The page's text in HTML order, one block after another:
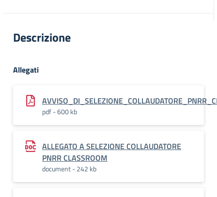
Descrizione
Allegati
pdf - 600 kb
ALLEGATO A SELEZIONE COLLAUDATORE
PNRR CLASSROOM
document - 242 kb